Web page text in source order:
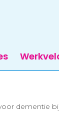
dementie